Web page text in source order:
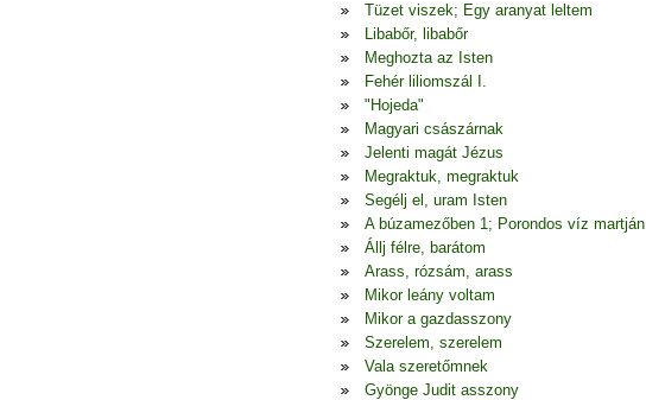
Tüzet viszek; Egy aranyat leltem
Libabőr, libabőr
Meghozta az Isten
Fehér liliomszál I.
"Hojeda"
Magyari császárnak
Jelenti magát Jézus
Megraktuk, megraktuk
Segélj el, uram Isten
A búzamezőben 1; Porondos víz martján
Állj félre, barátom
Arass, rózsám, arass
Mikor leány voltam
Mikor a gazdasszony
Szerelem, szerelem
Vala szeretőmnek
Gyönge Judit asszony